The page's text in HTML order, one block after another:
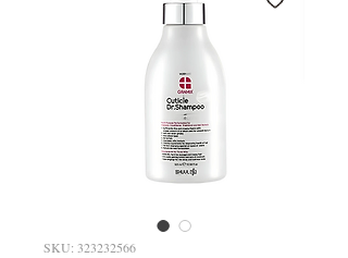
SKU: 323232566